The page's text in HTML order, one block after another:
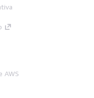
AWS